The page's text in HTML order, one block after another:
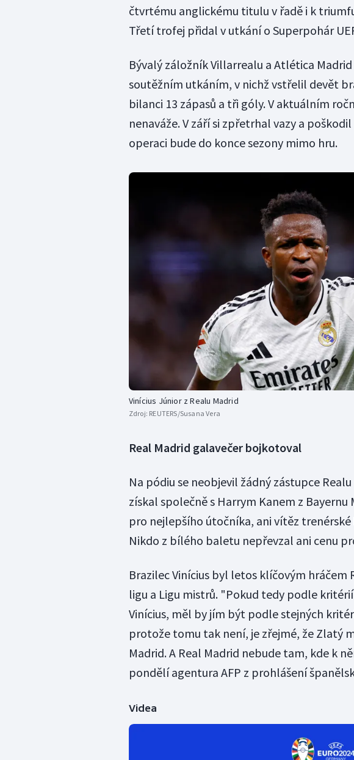
čtvrtému anglickému titulu v řadě i k
Třetí trofej přidal v utkání o Superpohár
Bývalý záložník Villarrealu a Atlética
soutěžním utkáním, v nichž vstřelil devět
bilanci 13 zápasů a tři góly. V aktuálním
nenaváže. V září si zpřetrhal vazy a
operaci bude do konce sezony mimo hru.
Vinícius Júnior z Realu Madrid
Zdroj: REUTERS/Susana Vera
Real Madrid galavečer bojkotoval
Na pódiu se neobjevil žádný zástupce
získal společně s Harrym Kanem z
pro nejlepšího útočníka, ani vítěz
Nikdo z bílého baletu nepřevzal ani cenu
Brazilec Vinícius byl letos klíčovým hráčem
ligu a Ligu mistrů. "Pokud tedy podle
Vinícius, měl by jím být podle stejných
protože tomu tak není, je zřejmé, že Zlatý
Madrid. A Real Madrid nebude tam, kde k
pondělí agentura AFP z prohlášení
Videa